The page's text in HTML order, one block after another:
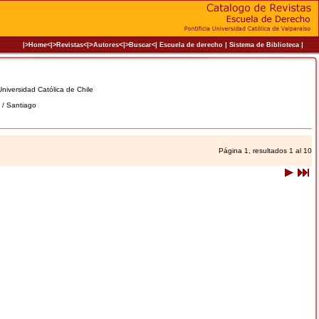
|>Home<|>Revistas<|>Autores<|>Buscar<|Escuela de derecho|Sistema de Biblioteca|
Católica de Chile
/ Santiago
Página 1, resultados 1 al 10